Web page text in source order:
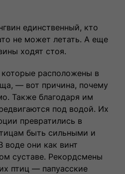
единственный, кто
не может летать. А еще
ходят стоя.
расположены в
— вот причина, почему
Также благодаря им
под водой. Их
превратились в
быть сильными и
воде они как винт
суставе. Рекордсмены
птиц — папуасские